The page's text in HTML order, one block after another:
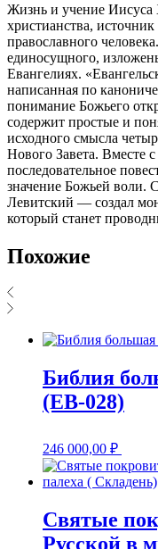
Жизнь и учение Иисуса
христианства,
православного
единосущного,
Евангелиях.
написанная по
понимание Божьего
содержит простые и
исходного смысла
Нового Завета. Вместе
последовательное
значение Божьей воли.
Левитский — создал
который станет
Похожие
Библия
(EB-028)
246 000,00 ₽
Святые
Русской в